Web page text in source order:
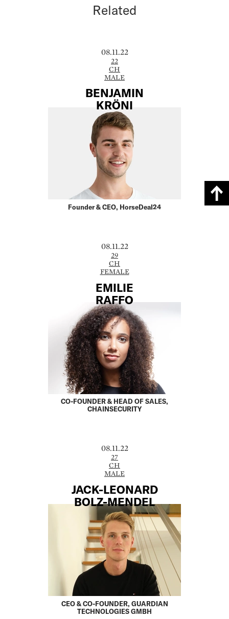
Related
08.11.22
22
CH
MALE
BENJAMIN
KRÖNI
Founder & CEO, HorseDeal24
08.11.22
29
CH
FEMALE
EMILIE
RAFFO
CO-FOUNDER & HEAD OF SALES,
CHAINSECURITY
08.11.22
27
CH
MALE
JACK-LEONARD
BOLZ-MENDEL
CEO & CO-FOUNDER, GUARDIAN
TECHNOLOGIES GMBH